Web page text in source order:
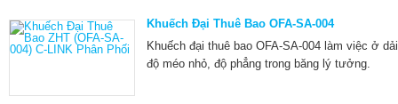
Khuếch Đại Thuê Bao OFA-SA-004
Khuếch đại thuê bao OFA-SA-004 làm việc ở
độ méo nhỏ, độ phẳng trong băng lý tưởng.